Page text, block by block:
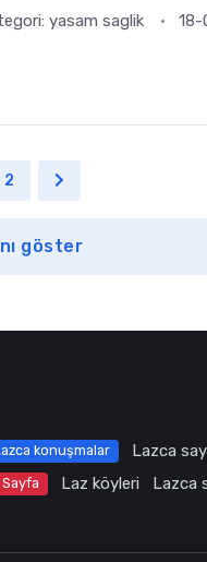
yasam saglik 18-
2
göster
konuşmalar Lazca
Laz köyleri Lazca